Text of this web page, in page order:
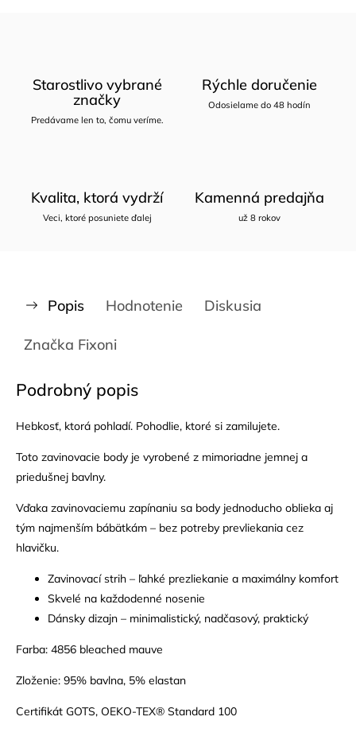
Starostlivo vybrané
značky
Predávame len to, čomu veríme.
Rýchle doručenie
Odosielame do 48 hodín
Kvalita, ktorá vydrží
Veci, ktoré posuniete ďalej
Kamenná predajňa
už 8 rokov
Popis Hodnotenie Diskusia
Značka Fixoni
Podrobný popis
Hebkosť, ktorá pohladí. Pohodlie, ktoré si zamilujete.
Toto zavinovacie body je vyrobené z mimoriadne jemnej a
priedušnej bavlny.
Vďaka zavinovaciemu zapínaniu sa body jednoducho oblieka aj
tým najmenším bábätkám – bez potreby prevliekania cez
hlavičku.
Zavinovací strih – ľahké prezliekanie a maximálny komfort
Skvelé na každodenné nosenie
Dánsky dizajn – minimalistický, nadčasový, praktický
Farba: 4856 bleached mauve
Zloženie: 95% bavlna, 5% elastan
Certifikát GOTS, OEKO-TEX® Standard 100